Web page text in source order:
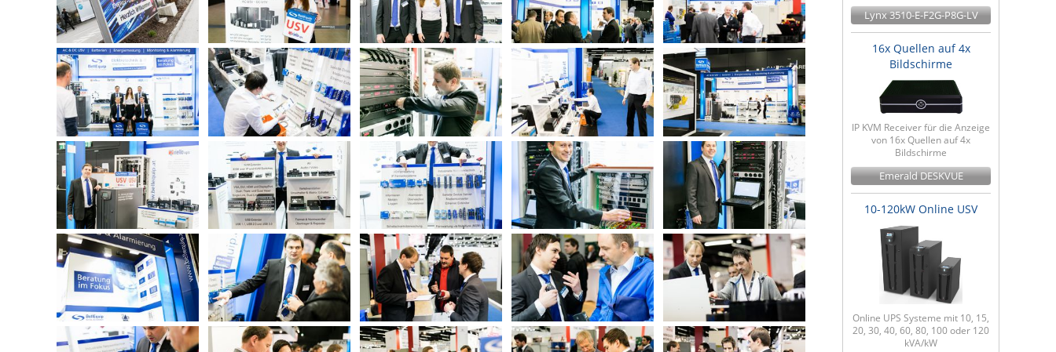
Lynx 3510-E-F2G-P8G-LV
16x Quellen auf 4x
Bildschirme
IP KVM Receiver für die Anzeige
von 16x Quellen auf 4x
Bildschirme
Emerald DESKVUE
10-120kW Online USV
Online UPS Systeme mit 10, 15,
20, 30, 40, 60, 80, 100 oder 120
kVA/kW